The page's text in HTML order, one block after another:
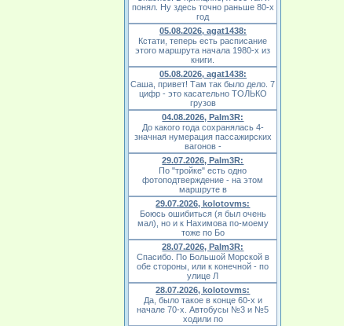
понял. Ну здесь точно раньше 80-х
год
05.08.2026, agat1438:
Кстати, теперь есть расписание
этого маршрута начала 1980-х из
книги.
05.08.2026, agat1438:
Саша, привет! Там так было дело. 7
цифр - это касательно ТОЛЬКО
грузов
04.08.2026, Palm3R:
До какого года сохранялась 4-
значная нумерация пассажирских
вагонов -
29.07.2026, Palm3R:
По "тройке" есть одно
фотоподтверждение - на этом
маршруте в
29.07.2026, kolotovms:
Боюсь ошибиться (я был очень
мал), но и к Нахимова по-моему
тоже по Бо
28.07.2026, Palm3R:
Спасибо. По Большой Морской в
обе стороны, или к конечной - по
улице Л
28.07.2026, kolotovms:
Да, было такое в конце 60-х и
начале 70-х. Автобусы №3 и №5
ходили по